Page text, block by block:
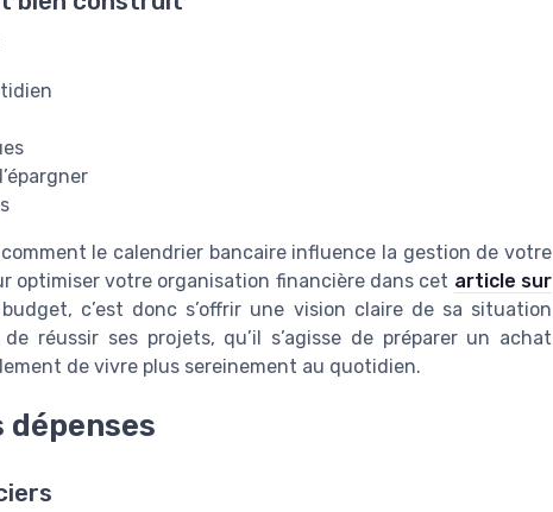
le calendrier bancaire influence la gestion de votre
optimiser votre organisation financière dans cet article sur
c’est donc s’offrir une vision claire de sa situation
réussir ses projets, qu’il s’agisse de préparer un achat
de vivre plus sereinement au quotidien.
dépenses